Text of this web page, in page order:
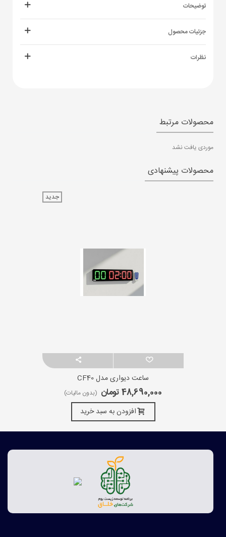
توضیحات
جزئیات محصول
نظرات
محصولات مرتبط
موردی یافت نشد
محصولات پیشنهادی
جدید
ساعت دیواری مدل CF40
48,690,000 تومان (بدون مالیات)
افزودن به سبد خرید